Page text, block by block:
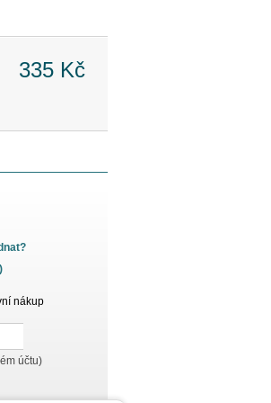
335 Kč
nákup
účtu)